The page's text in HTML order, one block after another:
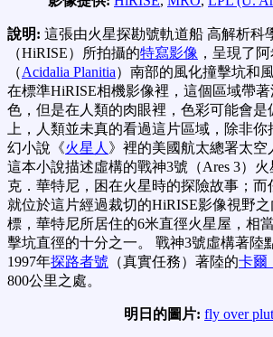
說明: 這張由火星探勘號軌道船 高解析科
（HiRISE）所拍攝的特寫影像 ，呈現了
（Acidalia Planitia）南部的風化撞擊坑和
在標準HiRISE相機影像裡，這個區域帶
色，但是在人類的肉眼裡，色彩可能會是
上，人類並未真的看過這片區域，除非
幻小說《火星人 》裡的美國航太總署太空
這本小說描述虛構的戰神3號（Ares 3）
克．華特尼，困在火星時的探險故事；而
就位於這片經過裁切的HiRISE影像視野
標，華特尼所居住的6米直徑火星屋，相
擊坑直徑的十分之一。 戰神3號虛構著陸
1997年探路者號 （真實任務）著陸的卡爾
800公里之處。
明日的圖片: fly over